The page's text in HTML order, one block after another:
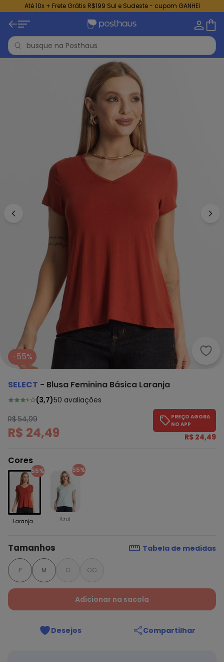
Até 10x + Frete Grátis R$199 Sul e Sudeste - cupom GANHEI
-55%
SELECT - Blusa Feminina Básica Laranja
(3,7)50 avaliações
R$ 54,99
R$ 24,49
PREÇO AGORA
NO APP
R$ 24,49
Cores
55%
Laranja
55%
Azul
Tamanhos Tabela de medidas
P M G GG
Adicionar na sacola
Desejos Compartilhar